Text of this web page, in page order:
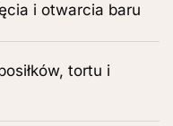
i otwarcia baru
tortu i